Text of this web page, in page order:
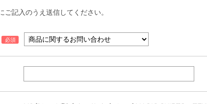
記入のうえ送信してください。